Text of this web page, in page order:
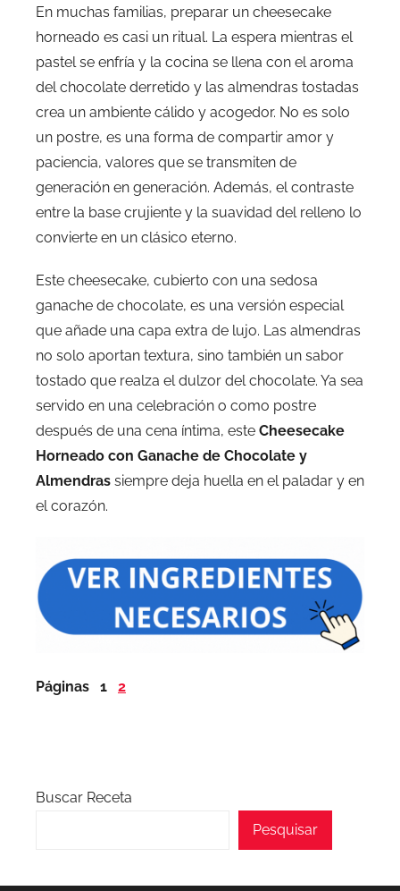
En muchas familias, preparar un cheesecake
horneado es casi un ritual. La espera mientras el
pastel se enfría y la cocina se llena con el aroma
del chocolate derretido y las almendras tostadas
crea un ambiente cálido y acogedor. No es solo
un postre, es una forma de compartir amor y
paciencia, valores que se transmiten de
generación en generación. Además, el contraste
entre la base crujiente y la suavidad del relleno lo
convierte en un clásico eterno.
Este cheesecake, cubierto con una sedosa
ganache de chocolate, es una versión especial
que añade una capa extra de lujo. Las almendras
no solo aportan textura, sino también un sabor
tostado que realza el dulzor del chocolate. Ya sea
servido en una celebración o como postre
después de una cena íntima, este Cheesecake
Horneado con Ganache de Chocolate y
Almendras siempre deja huella en el paladar y en
el corazón.
Páginas 1 2
Buscar Receta
Pesquisar